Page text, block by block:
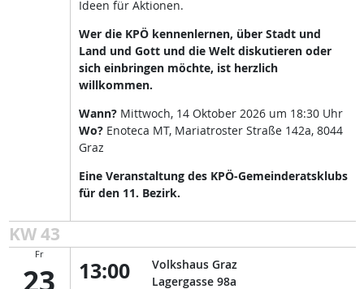
Ideen für Aktionen.
Wer die KPÖ kennenlernen, über Stadt und
Land und Gott und die Welt diskutieren oder
sich einbringen möchte, ist herzlich
willkommen.
Wann? Mittwoch, 14 Oktober 2026 um 18:30 Uhr
Wo? Enoteca MT, Mariatroster Straße 142a, 8044
Graz
Eine Veranstaltung des KPÖ-Gemeinderatsklubs
für den 11. Bezirk.
KW 43
Fr
13:00
Volkshaus Graz
Lagergasse 98a